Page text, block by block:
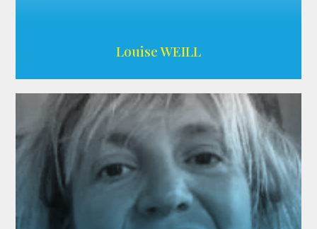
Louise WEILL